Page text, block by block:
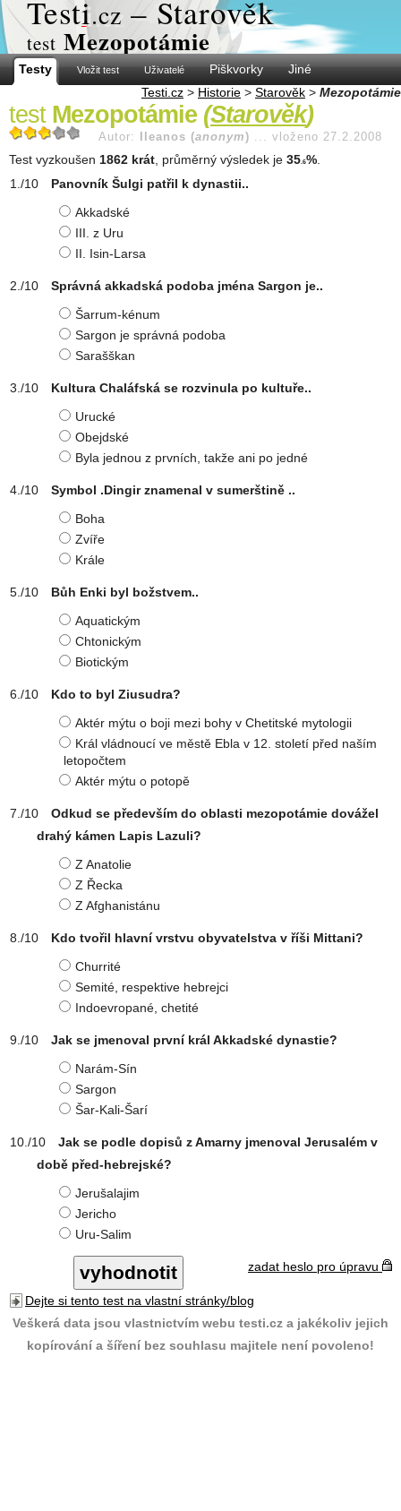
Testi.cz – Starověk
test Mezopotámie
Testy Vložit test Uživatelé Piškvorky
Jiné
Testi.cz > Historie > Starověk > Mezopotámie
test Mezopotámie (Starověk)
Autor: Ileanos (anonym ) ... vloženo 27.2.2008
Test vyzkoušen 1862 krát , průměrný výsledek je 35 .6%
Panovník Šulgi patřil k dynastii..
Akkadské
III. z Uru
II. Isin-Larsa
Správná akkadská podoba jména Sargon je..
Šarrum-kénum
Sargon je správná podoba
Sarašškan
Kultura Chaláfská se rozvinula po kultuře..
Urucké
Obejdské
Byla jednou z prvních, takže ani po jedné
Symbol .Dingir znamenal v sumerštině ..
Boha
Zvíře
Krále
Bůh Enki byl božstvem..
Aquatickým
Chtonickým
Biotickým
Kdo to byl Ziusudra?
Aktér mýtu o boji mezi bohy v Chetitské mytologii
Král vládnoucí ve městě Ebla v 12. století před naším
letopočtem
Aktér mýtu o potopě
Odkud se především do oblasti mezopotámie dovážel
drahý kámen Lapis Lazuli?
Z Anatolie
Z Řecka
Z Afghanistánu
Kdo tvořil hlavní vrstvu obyvatelstva v říši Mittani?
Churrité
Semité, respektive hebrejci
Indoevropané, chetité
Jak se jmenoval první král Akkadské dynastie?
Narám-Sín
Sargon
Šar-Kali-Šarí
Jak se podle dopisů z Amarny jmenoval Jerusalém v
době před-hebrejské?
Jerušalajim
Jericho
Uru-Salim
zadat heslo pro úpravu
Dejte si tento test na vlastní stránky/blog
Veškerá data jsou vlastnictvím webu testi.cz a jakékoliv jejich
kopírování a šíření bez souhlasu majitele není povoleno!